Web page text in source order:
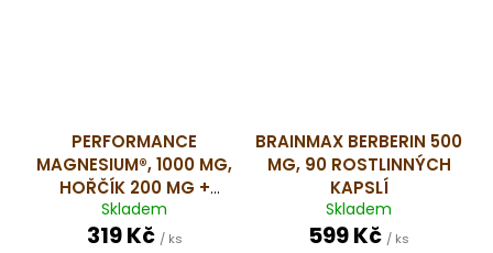
PERFORMANCE
MAGNESIUM®, 1000 MG,
HOŘČÍK 200 MG +
VITAMÍN B6 P5P, 50
ROSTLINNÝCH KAPSLÍ
Skladem
319 Kč / ks
BRAINMAX BERBERIN 500
MG, 90 ROSTLINNÝCH
KAPSLÍ
Skladem
599 Kč / ks